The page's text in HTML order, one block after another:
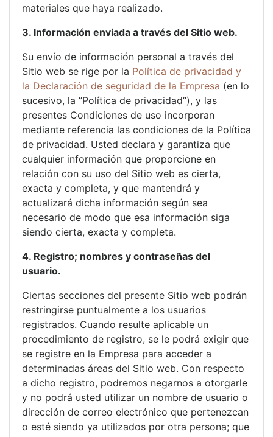
materiales que haya realizado.
3. Información enviada a través del Sitio web.
Su envío de información personal a través del
Sitio web se rige por la Política de privacidad y
la Declaración de seguridad de la Empresa (en lo
sucesivo, la ”Política de privacidad”), y las
presentes Condiciones de uso incorporan
mediante referencia las condiciones de la Política
de privacidad. Usted declara y garantiza que
cualquier información que proporcione en
relación con su uso del Sitio web es cierta,
exacta y completa, y que mantendrá y
actualizará dicha información según sea
necesario de modo que esa información siga
siendo cierta, exacta y completa.
4. Registro; nombres y contraseñas del
usuario.
Ciertas secciones del presente Sitio web podrán
restringirse puntualmente a los usuarios
registrados. Cuando resulte aplicable un
procedimiento de registro, se le podrá exigir que
se registre en la Empresa para acceder a
determinadas áreas del Sitio web. Con respecto
a dicho registro, podremos negarnos a otorgarle
y no podrá usted utilizar un nombre de usuario o
dirección de correo electrónico que pertenezcan
o esté siendo ya utilizados por otra persona; que